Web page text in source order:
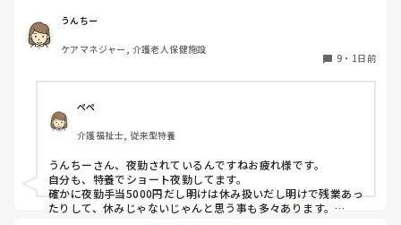
したがら今だにしてる施設とかあるし、中には従来型でして
るとこもありました。
介護士にとってはデメリットしか無いが、経営者からは夜勤
今は特養以外、このショート夜勤はしてない印象ですが。。
うんちー
ケアマネジャー, 介護老人保健施設
9 ・ 1日前
ぺぺ
介護福祉士, 従来型特養
うんちーさん、夜勤されているんですねお疲れ様です。
自分も、特養でショート夜勤してます。
確かに夜勤手当5000円だし明けは休み扱いだし明けで残業あっ
たりして、休みじゃないじゃんと思う事も多々あります。